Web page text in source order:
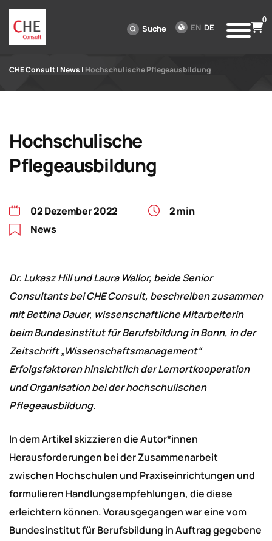
Suche EN DE
0
CHE Consult|News | Hochschulische Pflegeausbildung
Hochschulische
Pflegeausbildung
02 Dezember 2022
2 min
News
Dr. Lukasz Hill und Laura Wallor, beide Senior
Consultants bei CHE Consult, beschreiben zusammen
mit Bettina Dauer, wissenschaftliche Mitarbeiterin
beim Bundesinstitut für Berufsbildung in Bonn, in der
Zeitschrift „Wissenschaftsmanagement“
Erfolgsfaktoren hinsichtlich der Lernortkooperation
und Organisation bei der hochschulischen
Pflegeausbildung.
In dem Artikel skizzieren die Autor*innen
Herausforderungen bei der Zusammenarbeit
zwischen Hochschulen und Praxiseinrichtungen und
formulieren Handlungsempfehlungen, die diese
erleichtern können. Vorausgegangen war eine vom
Bundesinstitut für Berufsbildung in Auftrag gegebene